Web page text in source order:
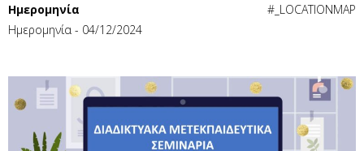
#_LOCATIONMAP
Ημερομηνία
Ημερομηνία - 04/12/2024